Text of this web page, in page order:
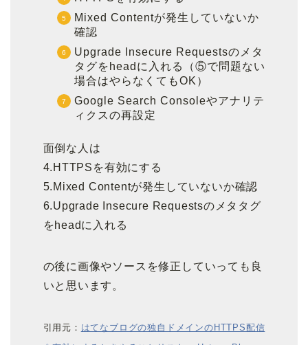
Mixed Contentが発生していないか
確認
Upgrade Insecure Requestsのメタ
タグをheadに入れる（⑤で問題ない
場合はやらなくてもOK）
Google Search Consoleやアナリテ
ィクスの再設定
面倒な人は
4.HTTPSを有効にする
5.Mixed Contentが発生していないか確認
6.Upgrade Insecure Requestsのメタタグ
をheadに入れる
の後に画像やソースを修正していっても良
いと思います。
引用元： はてなブログの独自ドメインのHTTPS配信